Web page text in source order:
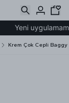
Yeni
Krem Çok Cepli